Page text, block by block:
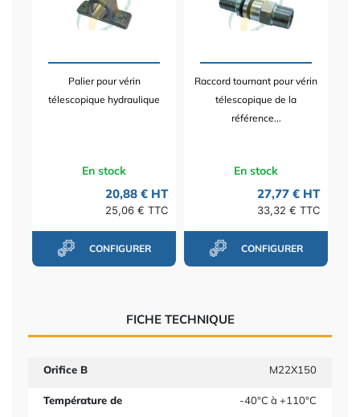
Palier pour vérin
télescopique hydraulique
En stock
20,88 € HT
25,06 € TTC
CONFIGURER
Raccord tournant pour vérin
télescopique de la
référence...
En stock
27,77 € HT
33,32 € TTC
CONFIGURER
FICHE TECHNIQUE
Orifice B M22X150
Température de
-40°C à +110°C